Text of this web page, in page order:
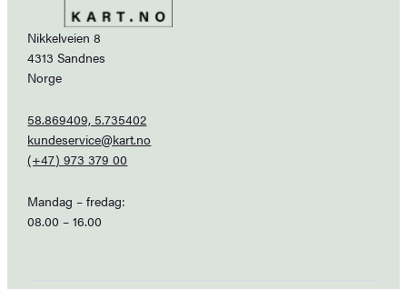
Nikkelveien 8
4313 Sandnes
Norge
58.869409, 5.735402
kundeservice@kart.no
(+47) 973 379 00
Mandag – fredag:
08.00 – 16.00